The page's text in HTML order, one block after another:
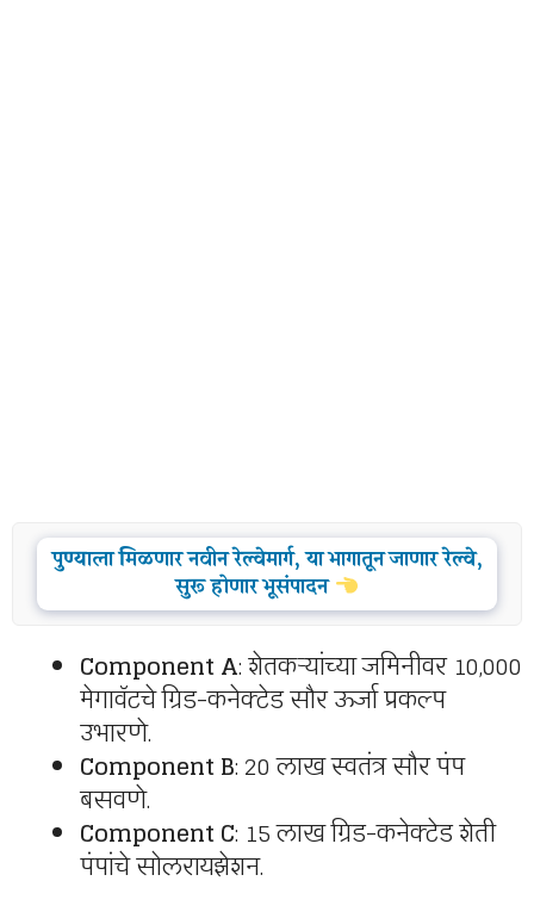
पुण्याला मिळणार नवीन रेल्वेमार्ग, या भागातून जाणार रेल्वे,
सुरू होणार भूसंपादन
Component A: शेतकऱ्यांच्या जमिनीवर 10,000
मेगावॅटचे ग्रिड-कनेक्टेड सौर ऊर्जा प्रकल्प
उभारणे.
Component B: 20 लाख स्वतंत्र सौर पंप
बसवणे.
Component C: 15 लाख ग्रिड-कनेक्टेड शेती
पंपांचे सोलरायझेशन.